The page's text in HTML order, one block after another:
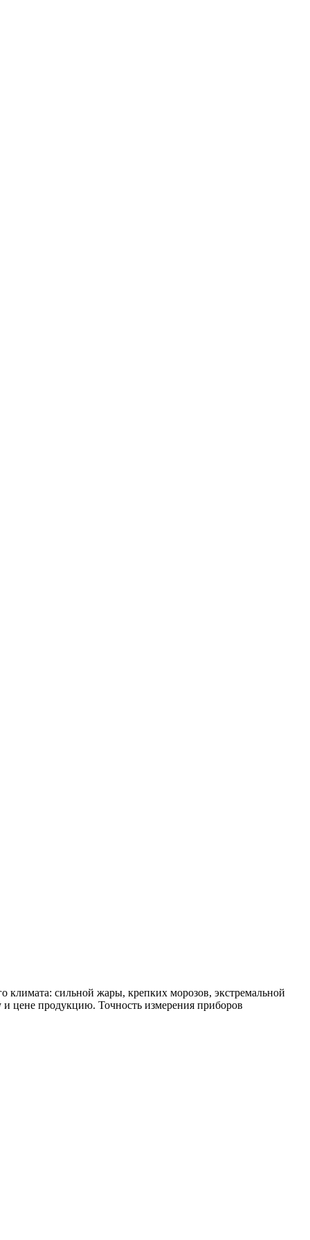
сильной жары, крепких морозов, экстремальной
и цене продукцию. Точность измерения приборов